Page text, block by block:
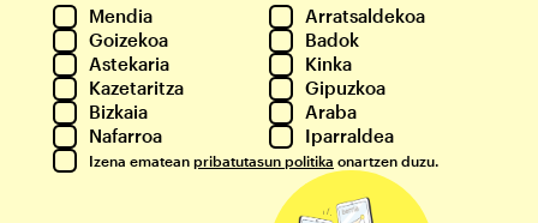
Mendia
Arratsaldekoa
Goizekoa
Badok
Astekaria
Kinka
Kazetaritza
Gipuzkoa
Bizkaia
Araba
Nafarroa
Iparraldea
Izena ematean pribatutasun politika onartzen duzu.